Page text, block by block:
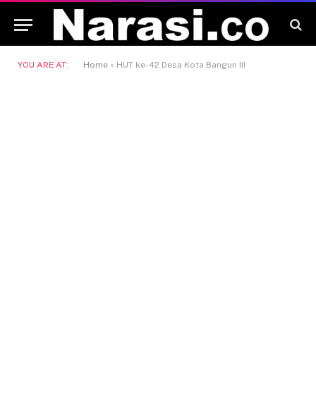
YOU ARE AT: Home » HUT ke-42 Desa Kota Bangun III